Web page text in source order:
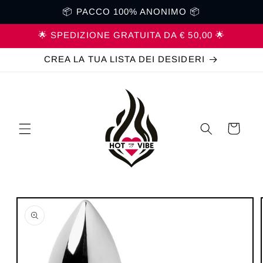
direttamente
ai contenuti
📦 PACCO 100% ANONIMO 📦
🌟 SPEDIZIONE GRATUITA DA € 50,00 🌟
CREA LA TUA LISTA DEI DESIDERI
Carrello
Passa alle
informazioni
sul prodotto